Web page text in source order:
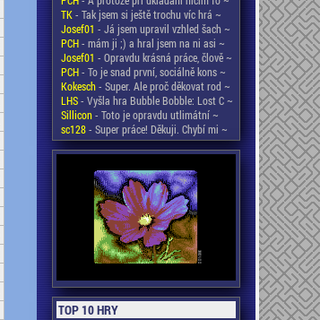
TK- Tak jsem si ještě trochu víc hrá ~
Josef01 - Já jsem upravil vzhled šach ~
PCH- mám ji ;) a hral jsem na ni asi ~
Josef01 - Opravdu krásná práce, člově ~
PCH- To je snad první, sociálně kons ~
Kokesch- Super. Ale proč děkovat rod ~
LHS- Vyšla hra Bubble Bobble: Lost C ~
Sillicon- Toto je opravdu utlimátní ~
sc128- Super práce! Děkuji. Chybí mi ~
TOP 10 HRY